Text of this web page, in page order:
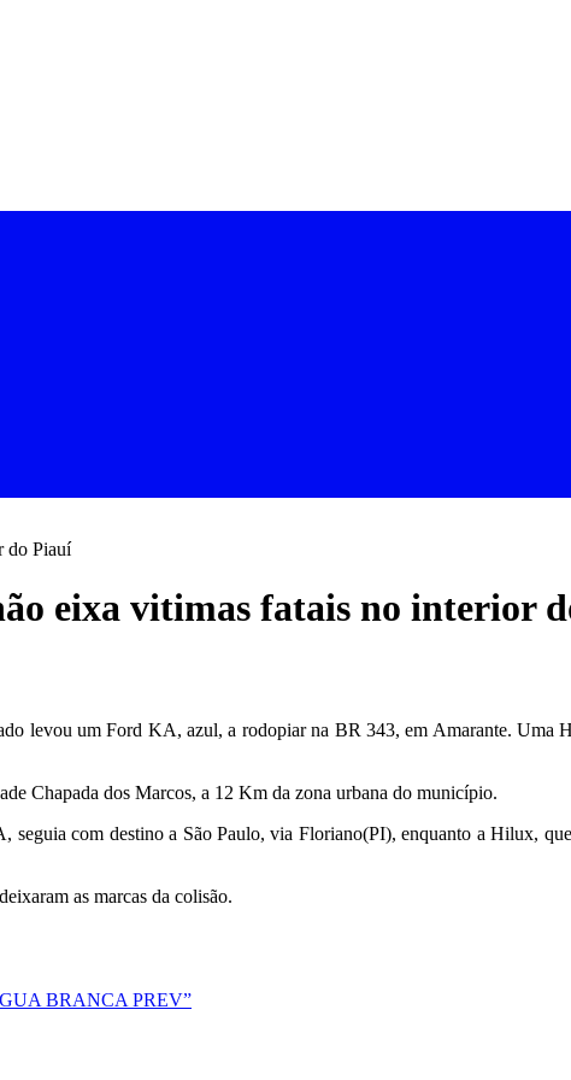
do Piauí
eixa vitimas fatais no interior
levou um Ford KA, azul, a rodopiar na BR 343, em Amarante.
Chapada dos Marcos, a 12 Km da zona urbana do município.
com destino a São Paulo, via Floriano(PI), enquanto a Hilux,
as marcas da colisão.
BRANCA PREV”